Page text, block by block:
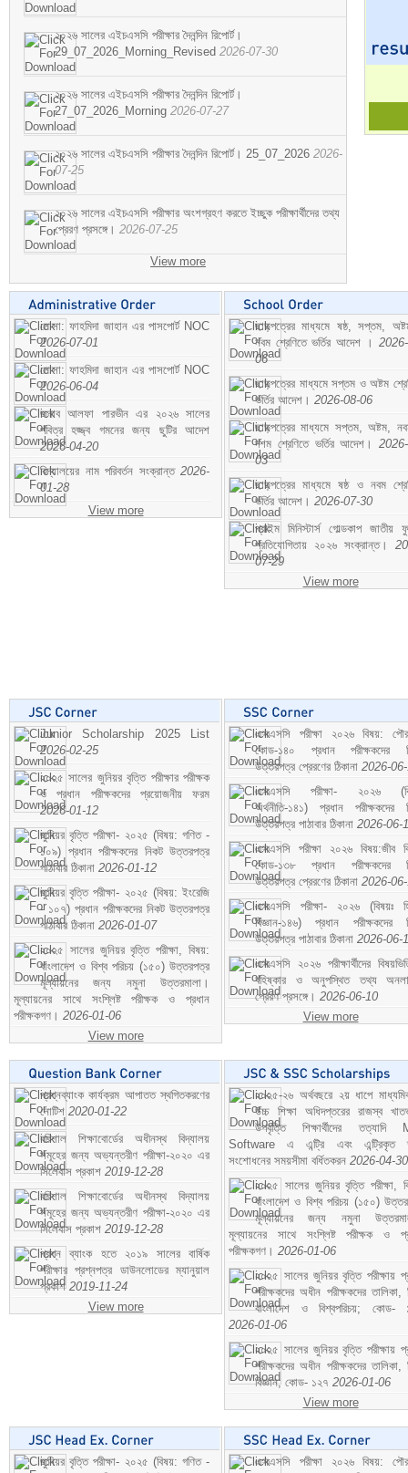
২০২৬ সালের এইচএসসি পরীক্ষার দৈনন্দিন রিপোর্ট।
29_07_2026_Morning_Revised 2026-07-30
২০২৬ সালের এইচএসসি পরীক্ষার দৈনন্দিন রিপোর্ট।
27_07_2026_Morning 2026-07-27
২০২৬ সালের এইচএসসি পরীক্ষার দৈনন্দিন রিপোর্ট। 25_07_2026 2026-
07-25
২০২৬ সালের এইচএসসি পরীক্ষার অংশগ্রহণ করতে ইচ্ছুক পরীক্ষার্থীদের তথ্য
প্রেরণ প্রসঙ্গে। 2026-07-25
View more
মোসা: ফাহমিদা জাহান এর পাসপোর্ট NOC
2026-07-01
মোসা: ফাহমিদা জাহান এর পাসপোর্ট NOC
2026-06-04
জনাব আলফা পারভীন এর ২০২৬ সালের
পবিত্র হজ্জ্ব গমনের জন্য ছুটির আদেশ
2026-04-20
বিদ্যালয়ের নাম পরিবর্তন সংক্রান্ত 2026-
01-28
View more
ছাড়পত্রের মাধ্যমে ষষ্ঠ, সপ্তম,
নবম শ্রেণিতে ভর্তির আদেশ ।
06
ছাড়পত্রের মাধ্যমে সপ্তম ও অষ্টম
ভর্তির আদেশ। 2026-08-06
ছাড়পত্রের মাধ্যমে সপ্তম, অষ্টম,
দশম শ্রেণিতে ভর্তির আদেশ।
03
ছাড়পত্রের মাধ্যমে ষষ্ঠ ও নবম
ভর্তির আদেশ। 2026-07-30
প্রাইম মিনিস্টার্স গোল্ডকাপ জাতীয়
প্রতিযোগিতায় ২০২৬ সংক্রান্ত।
07-29
View more
Junior Scholarship 2025 List
2026-02-25
২০২৫ সালের জুনিয়র বৃত্তি পরীক্ষার পরীক্ষক
ও প্রধান পরীক্ষকদের প্রয়োজনীয় ফরম
2026-01-12
জুনিয়র বৃত্তি পরীক্ষা- ২০২৫ (বিষয়: গণিত -
১০৯) প্রধান পরীক্ষকদের নিকট উত্তরপত্র
পাঠাবার ঠিকানা 2026-01-12
জুনিয়র বৃত্তি পরীক্ষা- ২০২৫ (বিষয়: ইংরেজি
- ১০৭) প্রধান পরীক্ষকদের নিকট উত্তরপত্র
পাঠাবার ঠিকানা 2026-01-07
২০২৫ সালের জুনিয়র বৃত্তি পরীক্ষা, বিষয়:
বাংলাদেশ ও বিশ্ব পরিচয় (১৫০) উত্তরপত্র
মূল্যায়নের জন্য নমুনা উত্তরমালা।
মূল্যায়নের সাথে সংশ্লিষ্ট পরীক্ষক ও প্রধান
পরীক্ষকগণ। 2026-01-06
View more
এসএসসি পরীক্ষা ২০২৬ বিষয়:
কোড-১৪০ প্রধান পরীক্ষকদের
উত্তরপত্র প্রেরণের ঠিকানা 2026-
এসএসসি পরীক্ষা- ২০২৬
অর্থনীতি-১৪১) প্রধান পরীক্ষকদের
উত্তরপত্র পাঠাবার ঠিকানা 2026-06-
এসএসসি পরীক্ষা ২০২৬ বিষয়:জীব
কোড-১৩৮ প্রধান পরীক্ষকদের
উত্তরপত্র প্রেরণের ঠিকানা 2026-
এসএসসি পরীক্ষা- ২০২৬ (বিষয়ঃ
বিজ্ঞান-১৪৬) প্রধান পরীক্ষকদের
উত্তরপত্র পাঠাবার ঠিকানা 2026-06-
এসএসসি ২০২৬ পরীক্ষার্থীদের
বহিষ্কার ও অনুপস্থিত তথ্য
প্রেরণ প্রসঙ্গে। 2026-06-10
View more
প্রশ্নব্যাংক কার্যক্রম আপাতত স্থগিতকরণের
নোটিশ 2020-01-22
বরিশাল শিক্ষাবোর্ডের অধীনস্থ বিদ্যালয়
সমূহের জন্য অভ্যন্তরীণ পরীক্ষা-২০২০ এর
সিলেবাস প্রকাশ 2019-12-28
বরিশাল শিক্ষাবোর্ডের অধীনস্থ বিদ্যালয়
সমূহের জন্য অভ্যন্তরীণ পরীক্ষা-২০২০ এর
সিলেবাস প্রকাশ 2019-12-28
প্রশ্ন ব্যাংক হতে ২০১৯ সালের বার্ষিক
পরীক্ষার প্রশ্নপত্র ডাউনলোডের ম্যানুয়াল
প্রকাশ 2019-11-24
View more
২০২৫-২৬ অর্থবছরে ২য় ধাপে
উচ্চ শিক্ষা অধিদপ্তরের রাজস্ব
উপবৃত্তি শিক্ষার্থীদের তত্যাদি
Software এ এন্ট্রি এবং এন্ট্রিকৃত
সংশোধনের সময়সীমা বর্ধিতকরন 2026-04-30
২০২৫ সালের জুনিয়র বৃত্তি পরীক্ষা,
বাংলাদেশ ও বিশ্ব পরিচয় (১৫০)
মূল্যায়নের জন্য নমুনা
মূল্যায়নের সাথে সংশ্লিষ্ট পরীক্ষক ও
পরীক্ষকগণ। 2026-01-06
২০২৫ সালের জুনিয়র বৃত্তি পরীক্ষায়
পরীক্ষকদের অধীন পরীক্ষকদের তালিকা,
বাংলাদেশ ও বিশ্বপরিচয়; কোড-
2026-01-06
২০২৫ সালের জুনিয়র বৃত্তি পরীক্ষায়
পরীক্ষকদের অধীন পরীক্ষকদের তালিকা,
বিজ্ঞান; কোড- ১২৭ 2026-01-06
View more
জুনিয়র বৃত্তি পরীক্ষা- ২০২৫ (বিষয়: গণিত -
এসএসসি পরীক্ষা ২০২৬ বিষয়: